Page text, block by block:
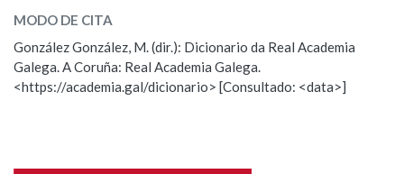
Na fraseoloxía
ESCOLLE UNHA OPCIÓN:
Observación Hai un erro na palabra
Propoño mellorar a definición
MODO DE CITA
González González, M. (dir.): Dicionario da Real Academia
Galega. A Coruña: Real Academia Galega.
<https://academia.gal/dicionario> [Consultado: <data>]